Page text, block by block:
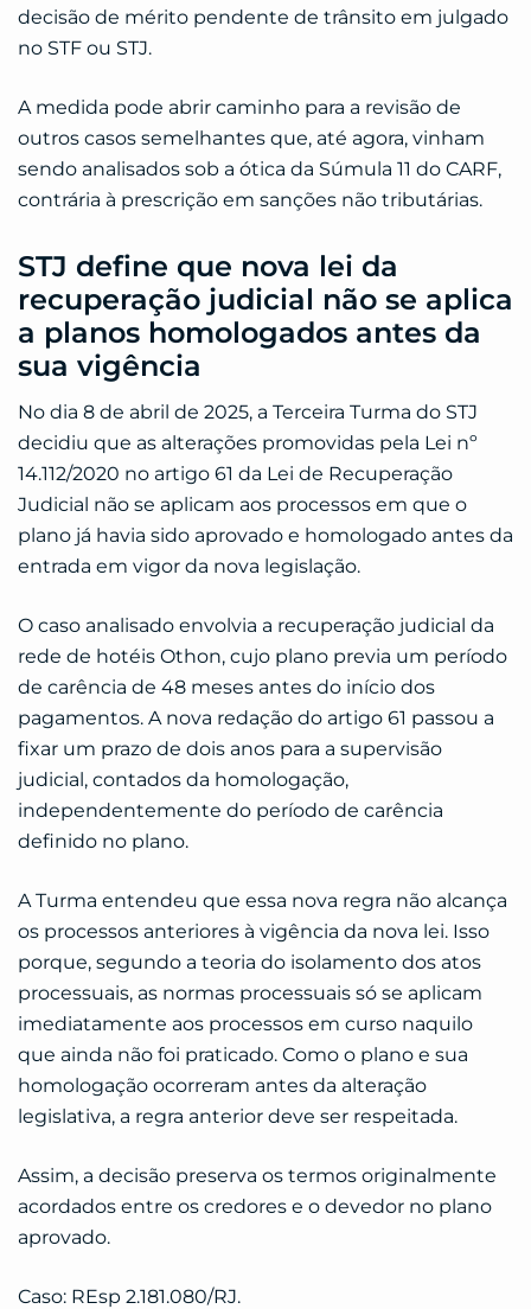
decisão de mérito pendente de trânsito em julgado
no STF ou STJ.
A medida pode abrir caminho para a revisão de
outros casos semelhantes que, até agora, vinham
sendo analisados sob a ótica da Súmula 11 do CARF,
contrária à prescrição em sanções não tributárias.
STJ define que nova lei da
recuperação judicial não se aplica
a planos homologados antes da
sua vigência
No dia 8 de abril de 2025, a Terceira Turma do STJ
decidiu que as alterações promovidas pela Lei nº
14.112/2020 no artigo 61 da Lei de Recuperação
Judicial não se aplicam aos processos em que o
plano já havia sido aprovado e homologado antes da
entrada em vigor da nova legislação.
O caso analisado envolvia a recuperação judicial da
rede de hotéis Othon, cujo plano previa um período
de carência de 48 meses antes do início dos
pagamentos. A nova redação do artigo 61 passou a
fixar um prazo de dois anos para a supervisão
judicial, contados da homologação,
independentemente do período de carência
definido no plano.
A Turma entendeu que essa nova regra não alcança
os processos anteriores à vigência da nova lei. Isso
porque, segundo a teoria do isolamento dos atos
processuais, as normas processuais só se aplicam
imediatamente aos processos em curso naquilo
que ainda não foi praticado. Como o plano e sua
homologação ocorreram antes da alteração
legislativa, a regra anterior deve ser respeitada.
Assim, a decisão preserva os termos originalmente
acordados entre os credores e o devedor no plano
aprovado.
Caso: REsp 2.181.080/RJ.